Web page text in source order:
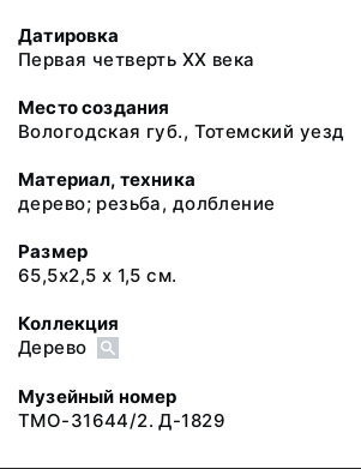
Датировка
Первая четверть XX века
Место создания
Вологодская губ., Тотемский уезд
Материал, техника
дерево; резьба, долбление
Размер
65,5х2,5 х 1,5 см.
Коллекция
Дерево
Музейный номер
ТМО-31644/2. Д-1829